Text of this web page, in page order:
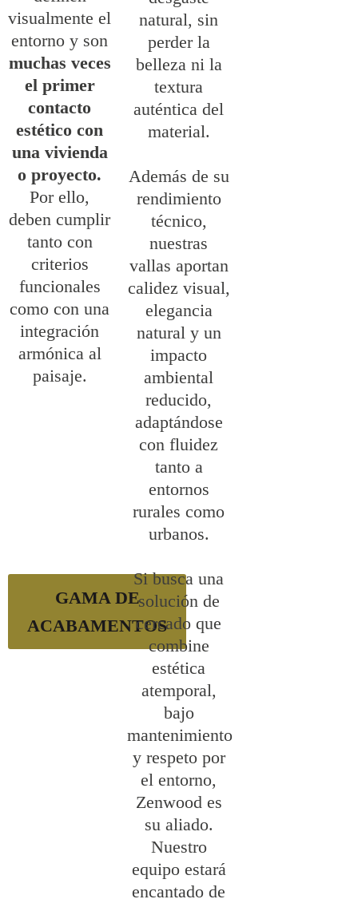
visualmente el
entorno y son
muchas veces
el primer
contacto
estético con
una vivienda
o proyecto.
Por ello,
deben cumplir
tanto con
criterios
funcionales
como con una
integración
armónica al
paisaje.
GAMA DE
ACABAMENTOS
natural, sin
perder la
belleza ni la
textura
auténtica del
material.
Además de su
rendimiento
técnico,
nuestras
vallas aportan
calidez visual,
elegancia
natural y un
impacto
ambiental
reducido,
adaptándose
con fluidez
tanto a
entornos
rurales como
urbanos.
Si busca una
solución de
cercado que
combine
estética
atemporal,
bajo
mantenimiento
y respeto por
el entorno,
Zenwood es
su aliado.
Nuestro
equipo estará
encantado de